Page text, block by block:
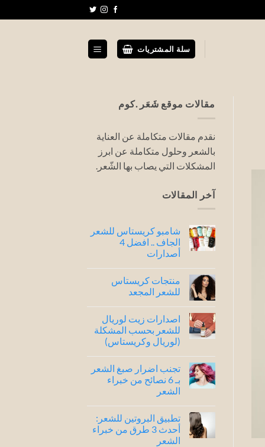
سلة المشتريات
مقالات موقع شَعَر .كوم
نقدم مقالات متكاملة عن العناية
بالشعر وحلول متكاملة عن ابرز
المشكلات التي يصاب بها الشّعر.
آخر المقالات
شامبو كريستاس للشعر
الجاف .. افضل 4
أصدارات
تعليقات
على
شامبو
الجاف
..
افضل
4
أصدارات
منتجات كريستاس
للشعر المجعد
تعليقات
على
منتجات
كريستاس
للشعر
المجعد
اصدارات زيت لوريال
للشعر بحسب المشكلة
(لوريال وكريستاس)
تعليقات
على
اصدارات
زيت
للشعر
بحسب
المشكلة
(لوريال
وكريستاس)
تجنب اضرار صبغ الشعر
بـ 6 نصائح من خبراء
الشعر
تعليقات
على
تجنب
اضرار
تطبيق البروتين للشعر:
أحدث 3 طرق من خبراء
الشعر